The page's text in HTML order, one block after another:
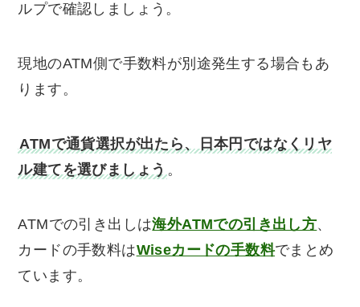
ルプで確認しましょう。
現地のATM側で手数料が別途発生する場合もあ
ります。
ATMで通貨選択が出たら、日本円ではなくリヤ
ル建てを選びましょう 。
ATMでの引き出しは海外ATMでの引き出し方、
カードの手数料はWiseカードの手数料でまとめ
ています。